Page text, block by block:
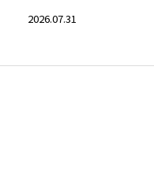
2026.07.31